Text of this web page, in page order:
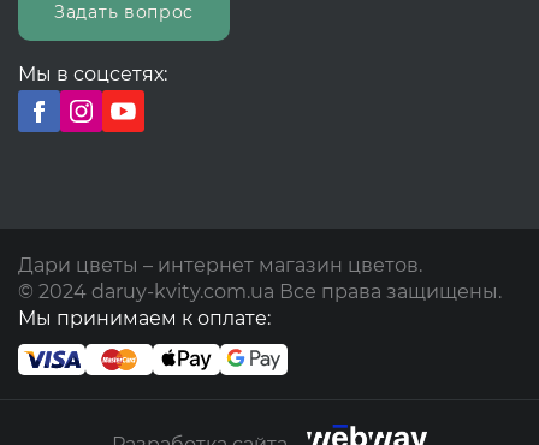
Задать вопрос
Мы в соцсетях:
Дари цветы – интернет магазин цветов.
© 2024 daruy-kvity.com.ua Все права защищены.
Мы принимаем к оплате: